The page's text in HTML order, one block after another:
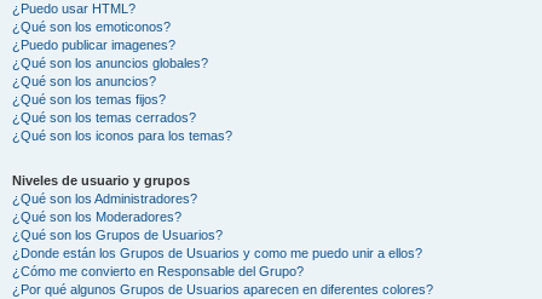
¿Puedo usar HTML?
¿Qué son los emoticonos?
¿Puedo publicar imagenes?
¿Qué son los anuncios globales?
¿Qué son los anuncios?
¿Qué son los temas fijos?
¿Qué son los temas cerrados?
¿Qué son los iconos para los temas?
Niveles de usuario y grupos
¿Qué son los Administradores?
¿Qué son los Moderadores?
¿Qué son los Grupos de Usuarios?
¿Donde están los Grupos de Usuarios y como me puedo unir a ellos?
¿Cómo me convierto en Responsable del Grupo?
¿Por qué algunos Grupos de Usuarios aparecen en diferentes colores?